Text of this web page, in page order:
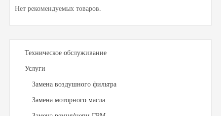
Нет рекомендуемых товаров.
Техническое обслуживание
Услуги
Замена воздушного фильтра
Замена моторного масла